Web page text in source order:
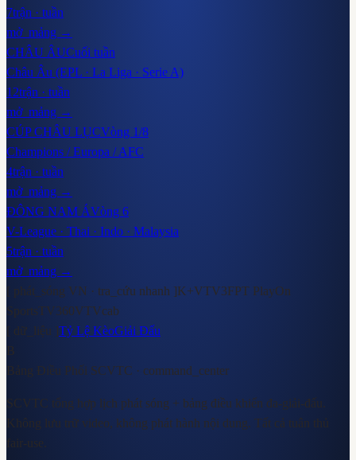
7trận · tuần
mở_mảng →
CHÂU ÂUCuối tuần
Châu Âu (EPL · La Liga · Serie A)
12trận · tuần
mở_mảng →
CÚP CHÂU LỤCVòng 1/8
Champions / Europa / AFC
4trận · tuần
mở_mảng →
ĐÔNG NAM ÁVòng 6
V-League · Thai · Indo · Malaysia
5trận · tuần
mở_mảng →
[ phát_sóng VN · tra_cứu nhanh ]K+VTV3FPT PlayOn
SportsTV360VTVcab
[ dữ_liệu ]Tỷ Lệ KèoGiải Đấu
B
Bảng Điều Phối SCVTC · command_center
SCVTC tổng hợp lịch phát sóng + bảng điều khiển đa-giải-đấu.
Không lưu trữ video, không phát hành nội dung. Tất cả tuân thủ
fair-use.